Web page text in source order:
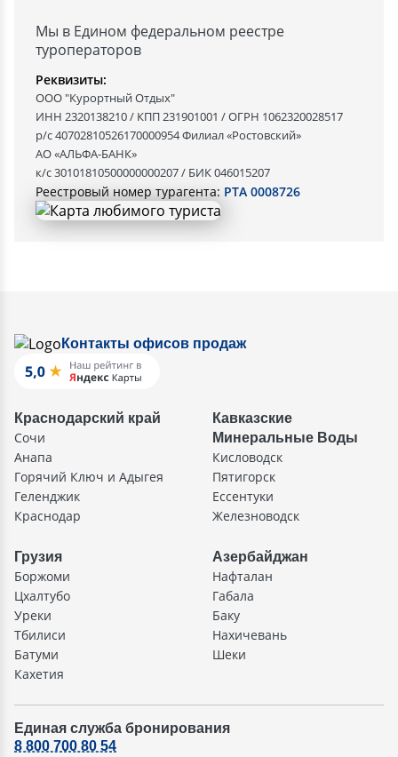
Мы в Едином федеральном реестре
туроператоров
Реквизиты:
ООО "Курортный Отдых"
ИНН 2320138210 / КПП 231901001 / ОГРН 1062320028517
р/с 40702810526170000954 Филиал «Ростовский»
АО «АЛЬФА-БАНК»
к/с 30101810500000000207 / БИК 046015207
Реестровый номер турагента: РТА 0008726
Контакты офисов продаж
Краснодарский край
Сочи
Анапа
Горячий Ключ и Адыгея
Геленджик
Краснодар
Кавказские
Минеральные Воды
Кисловодск
Пятигорск
Ессентуки
Железноводск
Грузия
Боржоми
Цхалтубо
Уреки
Тбилиси
Батуми
Кахетия
Азербайджан
Нафталан
Габала
Баку
Нахичевань
Шеки
Единая служба бронирования
8 800 700 80 54